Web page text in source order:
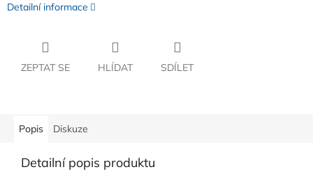
Detailní informace
ZEPTAT SE HLÍDAT SDÍLET
Popis Diskuze
Detailní popis produktu